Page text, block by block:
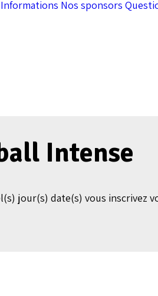
Informations Nos sponsors
Intense
jour(s) date(s) vous inscrivez